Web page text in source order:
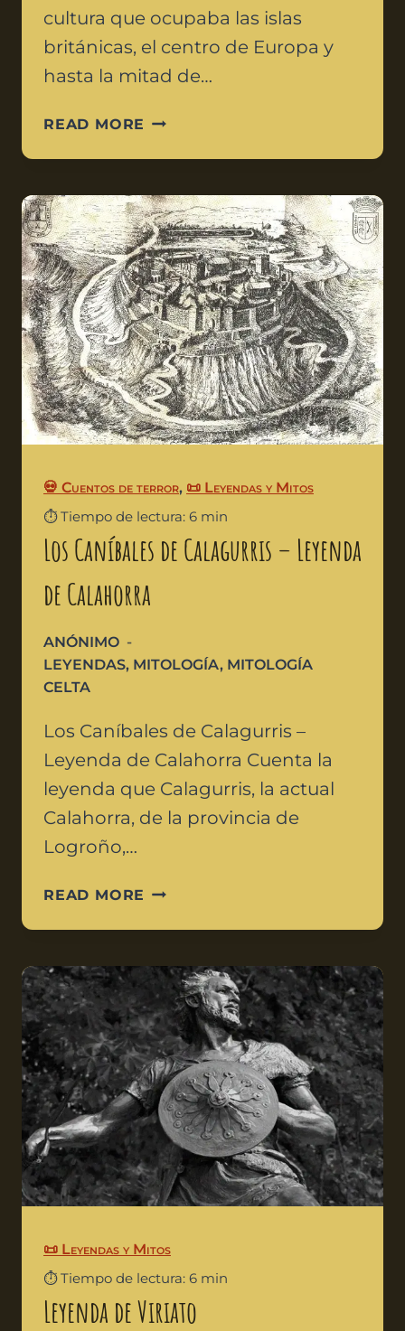
cultura que ocupaba las islas
británicas, el centro de Europa y
hasta la mitad de…
READ MORE
💀 Cuentos de terror, 📜 Leyendas y Mitos
⏱️ Tiempo de lectura: 6 min
Los Caníbales de Calagurris – Leyenda
de Calahorra
ANÓNIMO
LEYENDAS, MITOLOGÍA, MITOLOGÍA
CELTA
Los Caníbales de Calagurris –
Leyenda de Calahorra Cuenta la
leyenda que Calagurris, la actual
Calahorra, de la provincia de
Logroño,…
READ MORE
📜 Leyendas y Mitos
⏱️ Tiempo de lectura: 6 min
Leyenda de Viriato